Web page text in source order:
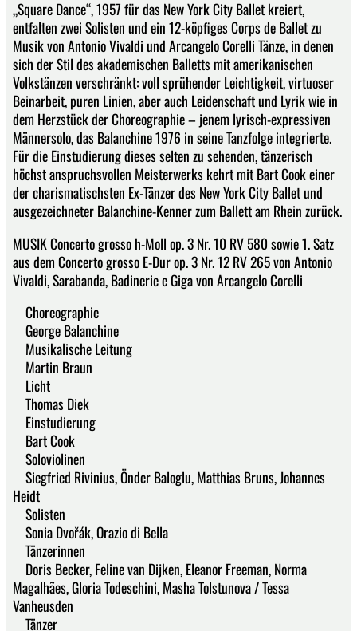
„Square Dance“, 1957 für das New York City Ballet kreiert,
entfalten zwei Solisten und ein 12-köpfiges Corps de Ballet zu
Musik von Antonio Vivaldi und Arcangelo Corelli Tänze, in denen
sich der Stil des akademischen Balletts mit amerikanischen
Volkstänzen verschränkt: voll sprühender Leichtigkeit, virtuoser
Beinarbeit, puren Linien, aber auch Leidenschaft und Lyrik wie in
dem Herzstück der Choreographie – jenem lyrisch-expressiven
Männersolo, das Balanchine 1976 in seine Tanzfolge integrierte.
Für die Einstudierung dieses selten zu sehenden, tänzerisch
höchst anspruchsvollen Meisterwerks kehrt mit Bart Cook einer
der charismatischsten Ex-Tänzer des New York City Ballet und
ausgezeichneter Balanchine-Kenner zum Ballett am Rhein zurück.
MUSIK Concerto grosso h-Moll op. 3 Nr. 10 RV 580 sowie 1. Satz
aus dem Concerto grosso E-Dur op. 3 Nr. 12 RV 265 von Antonio
Vivaldi, Sarabanda, Badinerie e Giga von Arcangelo Corelli
Choreographie
George Balanchine
Musikalische Leitung
Martin Braun
Licht
Thomas Diek
Einstudierung
Bart Cook
Soloviolinen
Siegfried Rivinius, Önder Baloglu, Matthias Bruns, Johannes
Heidt
Solisten
Sonia Dvořák, Orazio di Bella
Tänzerinnen
Doris Becker, Feline van Dijken, Eleanor Freeman, Norma
Magalhães, Gloria Todeschini, Masha Tolstunova / Tessa
Vanheusden
Tänzer